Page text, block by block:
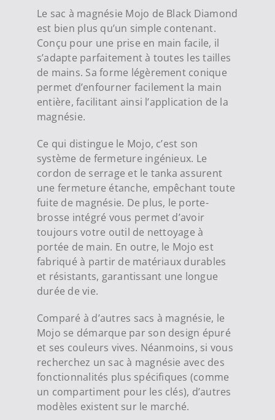
Le sac à magnésie Mojo de Black Diamond
est bien plus qu’un simple contenant.
Conçu pour une prise en main facile, il
s’adapte parfaitement à toutes les tailles
de mains. Sa forme légèrement conique
permet d’enfourner facilement la main
entière, facilitant ainsi l’application de la
magnésie.
Ce qui distingue le Mojo, c’est son
système de fermeture ingénieux. Le
cordon de serrage et le tanka assurent
une fermeture étanche, empêchant toute
fuite de magnésie. De plus, le porte-
brosse intégré vous permet d’avoir
toujours votre outil de nettoyage à
portée de main. En outre, le Mojo est
fabriqué à partir de matériaux durables
et résistants, garantissant une longue
durée de vie.
Comparé à d’autres sacs à magnésie, le
Mojo se démarque par son design épuré
et ses couleurs vives. Néanmoins, si vous
recherchez un sac à magnésie avec des
fonctionnalités plus spécifiques (comme
un compartiment pour les clés), d’autres
modèles existent sur le marché.